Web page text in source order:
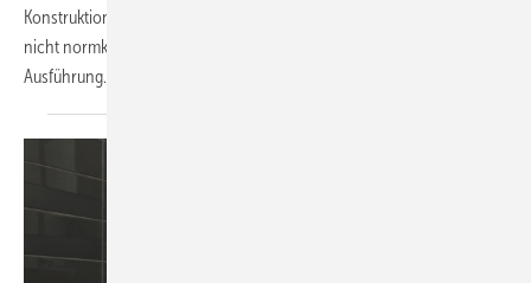
Konstruktion entworfen und gebaut. Auch wenn dieser Anschluss
nicht normkonform wäre, gebührt ihm Respekt für die
Ausführung...